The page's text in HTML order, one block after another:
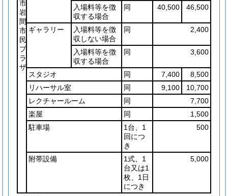
市
岩
間
市
民
プ
ラ
ザ
入場料等を徴
収する場合
同 40,500 46,500
ギャラリー
入場料等を徴
収しない場合
同 2,400
入場料等を徴
収する場合
同 3,600
スタジオ 同 7,400
8,500
リハーサル室
同 9,100
10,700
レクチャールーム
同
7,700
楽屋
同
1,500
駐車場
1台、1
回につ
き
500
附帯設備
1式、1
台又は1
枚、1日
につき
5,000